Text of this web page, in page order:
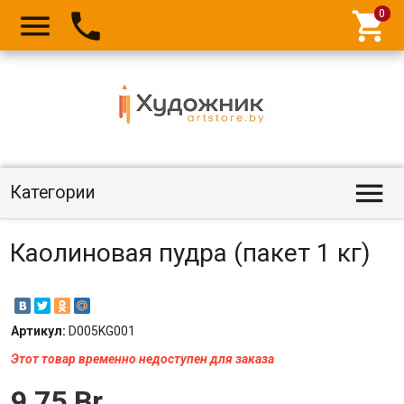
  
Категории 
Каолиновая пудра (пакет 1 кг)
Артикул: D005KG001
Этот товар временно недоступен для заказа